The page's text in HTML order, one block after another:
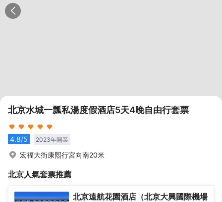
北京水城一瓢私湯度假酒店5天4晚自由行套票
4.8/5 2023年開業
宏福大街康熙行宮向南20米
北京人氣套票推薦
北京遠航花園酒店（北京大興國際機場